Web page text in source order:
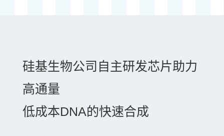
硅基生物公司自主研发芯片助力
高通量
低成本DNA的快速合成